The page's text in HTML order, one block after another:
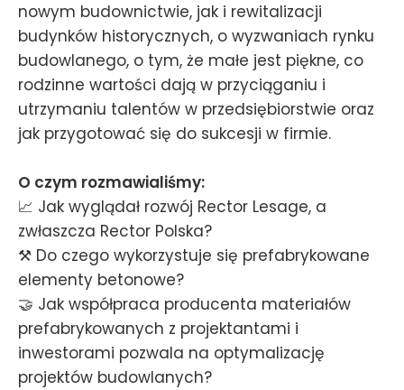
nowym budownictwie, jak i rewitalizacji
budynków historycznych, o wyzwaniach rynku
budowlanego, o tym, że małe jest piękne, co
rodzinne wartości dają w przyciąganiu i
utrzymaniu talentów w przedsiębiorstwie oraz
jak przygotować się do sukcesji w firmie.
O czym rozmawialiśmy:
📈 Jak wyglądał rozwój Rector Lesage, a
zwłaszcza Rector Polska?
⚒️ Do czego wykorzystuje się prefabrykowane
elementy betonowe?
🤝 Jak współpraca producenta materiałów
prefabrykowanych z projektantami i
inwestorami pozwala na optymalizację
projektów budowlanych?